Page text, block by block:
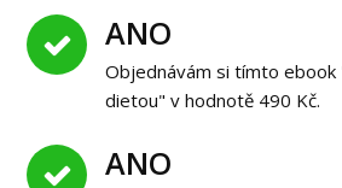
ANO
Objednávám si tímto ebook
dietou" v hodnotě 490 Kč.
ANO